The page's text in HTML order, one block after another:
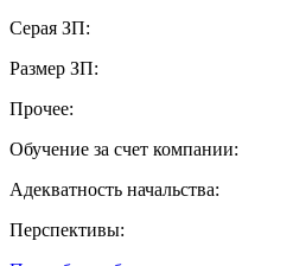
Серая ЗП:
Размер ЗП:
Прочее:
Обучение за счет компании:
Адекватность начальства:
Перспективы: